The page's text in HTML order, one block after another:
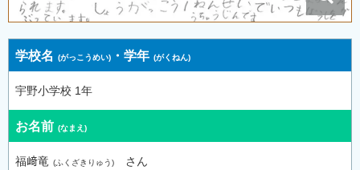
学校名 ・学年
宇野小学校 1年
お名前
福﨑竜 さん